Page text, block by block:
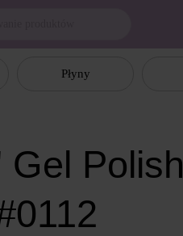
Płyny
Gel Polish